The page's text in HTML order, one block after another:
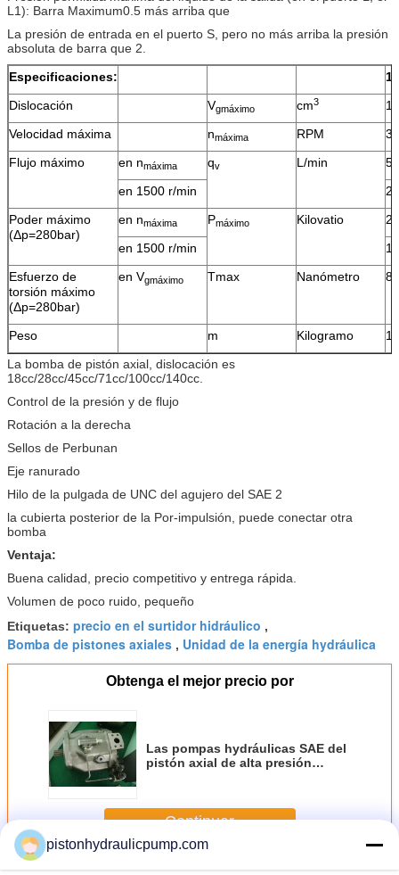
L1): Barra Maximum0.5 más arriba que
La presión de entrada en el puerto S, pero no más arriba la presión
absoluta de barra que 2.
Especificaciones:
Dislocación
Vgmáximo cm3
18
Velocidad máxima
nmáxima RPM
Flujo máximo
en nmáxima qv L/min
en 1500 r/min
27
Poder máximo
(Δp=280bar)
en nmáxima Pmáximo Kilovatio
en 1500 r/min
Esfuerzo de
torsión máximo
(Δp=280bar)
en Vgmáximo Tmax Nanómetro
Peso m Kilogramo
12
La bomba de pistón axial, dislocación es
18cc/28cc/45cc/71cc/100cc/140cc.
Control de la presión y de flujo
Rotación a la derecha
Sellos de Perbunan
Eje ranurado
Hilo de la pulgada de UNC del agujero del SAE 2
la cubierta posterior de la Por-impulsión, puede conectar otra
bomba
Ventaja:
Buena calidad, precio competitivo y entrega rápida.
Volumen de poco ruido, pequeño
Etiquetas: precio en el surtidor hidráulico ,
Bomba de pistones axiales , Unidad de la energía hydráulica
Obtenga el mejor precio por
Las pompas hydráulicas SAE del
pistón axial de alta presión
Continuar
MásBomba hidráulica de pistones axiales
pistonhydraulicpump.com